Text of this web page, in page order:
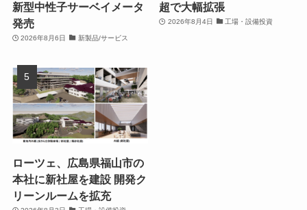
新型中性子サーベイメータ
発売
2026年8月6日 新製品/サービス
超で大幅拡張
2026年8月4日 工場・設備投資
ローツェ、広島県福山市の
本社に新社屋を建設 開発ク
リーンルームを拡充